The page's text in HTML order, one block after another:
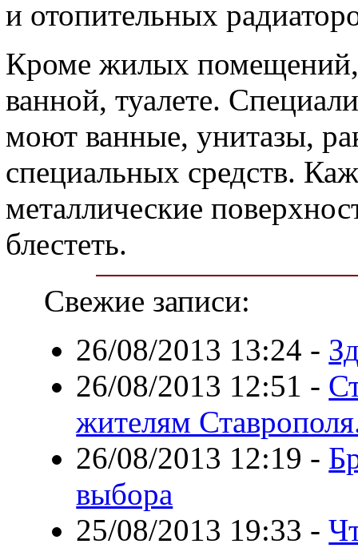
и отопительных
Кроме жилых помещений,
ванной, туалете.
моют ванные, унитазы,
специальных средств.
металлические
блестеть.
Свежие записи:
26/08/2013 13:24 -
26/08/2013 12:51 -
жителям
26/08/2013 12:19 -
выбора
25/08/2013 19:33 -